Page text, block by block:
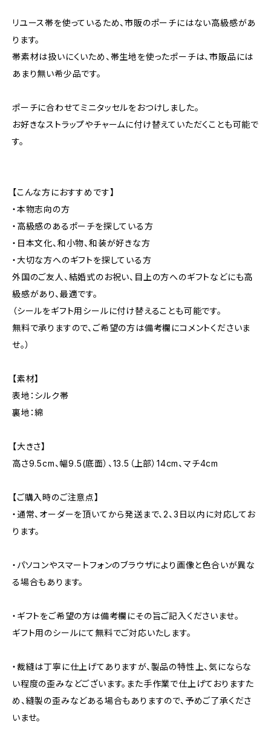
リユース帯を使っているため、市販のポーチにはない高級感があ
ります。
帯素材は扱いにくいため、帯生地を使ったポーチは、市販品には
あまり無い希少品です。
ポーチに合わせてミニタッセルをおつけしました。
お好きなストラップやチャームに付け替えていただくことも可能で
す。
【こんな方におすすめです】
・本物志向の方
・高級感のあるポーチを探している方
・日本文化、和小物、和装が好きな方
・大切な方へのギフトを探している方
外国のご友人、結婚式のお祝い、目上の方へのギフトなどにも高
級感があり、最適です。
（シールをギフト用シールに付け替えることも可能です。
無料で承りますので、ご希望の方は備考欄にコメントくださいま
せ。）
【素材】
表地：シルク帯
裏地：綿
【大きさ】
高さ9.5cm、幅9.5(底面）、13.5（上部）14cm、マチ4cm
【ご購入時のご注意点】
・通常、オーダーを頂いてから発送まで、2、3日以内に対応してお
ります。
・パソコンやスマートフォンのブラウザにより画像と色合いが異な
る場合もあります。
・ギフトをご希望の方は備考欄にその旨ご記入くださいませ。
ギフト用のシールにて無料でご対応いたします。
・裁縫は丁寧に仕上げてありますが、製品の特性上、気にならな
い程度の歪みなどございます。また手作業で仕上げておりますた
め、縫製の歪みなどある場合もありますので、予めご了承くださ
いませ。